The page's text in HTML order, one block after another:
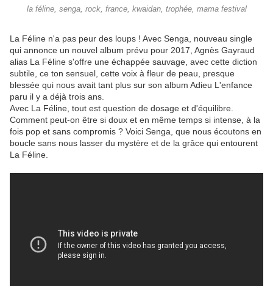
la féline, senga, rock, france, kwaidan, trophée, mama festival
La Féline n'a pas peur des loups ! Avec Senga, nouveau single
qui annonce un nouvel album prévu pour 2017, Agnès Gayraud
alias La Féline s'offre une échappée sauvage, avec cette diction
subtile, ce ton sensuel, cette voix à fleur de peau, presque
blessée qui nous avait tant plus sur son album Adieu L'enfance
paru il y a déjà trois ans.
Avec La Féline, tout est question de dosage et d'équilibre.
Comment peut-on être si doux et en même temps si intense, à la
fois pop et sans compromis ? Voici Senga, que nous écoutons en
boucle sans nous lasser du mystère et de la grâce qui entourent
La Féline.